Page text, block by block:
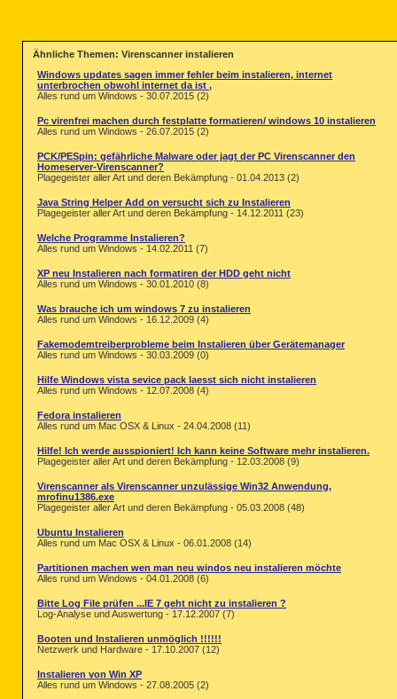
Ähnliche Themen: Virenscanner instalieren
Windows updates sagen immer fehler beim instalieren, internet
unterbrochen obwohl internet da ist ,
Alles rund um Windows - 30.07.2015 (2)
Pc virenfrei machen durch festplatte formatieren/ windows 10 instalieren
Alles rund um Windows - 26.07.2015 (2)
PCK/PESpin: gefährliche Malware oder jagt der PC Virenscanner den
Homeserver-Virenscanner?
Plagegeister aller Art und deren Bekämpfung - 01.04.2013 (2)
Java String Helper Add on versucht sich zu Instalieren
Plagegeister aller Art und deren Bekämpfung - 14.12.2011 (23)
Welche Programme Instalieren?
Alles rund um Windows - 14.02.2011 (7)
XP neu Instalieren nach formatiren der HDD geht nicht
Alles rund um Windows - 30.01.2010 (8)
Was brauche ich um windows 7 zu instalieren
Alles rund um Windows - 16.12.2009 (4)
Fakemodemtreiberprobleme beim Instalieren über Gerätemanager
Alles rund um Windows - 30.03.2009 (0)
Hilfe Windows vista sevice pack laesst sich nicht instalieren
Alles rund um Windows - 12.07.2008 (4)
Fedora instalieren
Alles rund um Mac OSX & Linux - 24.04.2008 (11)
Hilfe! Ich werde ausspioniert! Ich kann keine Software mehr instalieren.
Plagegeister aller Art und deren Bekämpfung - 12.03.2008 (9)
Virenscanner als Virenscanner unzulässige Win32 Anwendung,
mrofinu1386.exe
Plagegeister aller Art und deren Bekämpfung - 05.03.2008 (48)
Ubuntu Instalieren
Alles rund um Mac OSX & Linux - 06.01.2008 (14)
Partitionen machen wen man neu windos neu instalieren möchte
Alles rund um Windows - 04.01.2008 (6)
Bitte Log File prüfen ...IE 7 geht nicht zu instalieren ?
Log-Analyse und Auswertung - 17.12.2007 (7)
Booten und Instalieren unmöglich !!!!!!
Netzwerk und Hardware - 17.10.2007 (12)
Instalieren von Win XP
Alles rund um Windows - 27.08.2005 (2)